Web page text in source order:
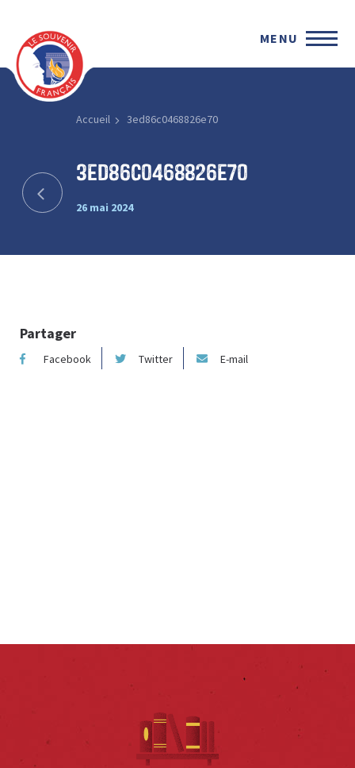
MENU
Accueil 3ed86c0468826e70
3ed86c0468826e70
26 mai 2024
Partager
Facebook Twitter E-mail